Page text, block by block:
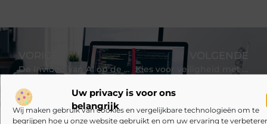
Uw privacy is voor ons
belangrijk
Wij maken gebruik van cookies en vergelijkbare technologieën om te
begrijpen hoe u onze website gebruikt en om uw ervaring te
De Invloed van AI op de Arbeidsmarkt: Een Blik op de Toekomst
VOLGENDE